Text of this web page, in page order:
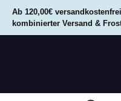
springen
Ab 120,00€
kombinierter Versand &